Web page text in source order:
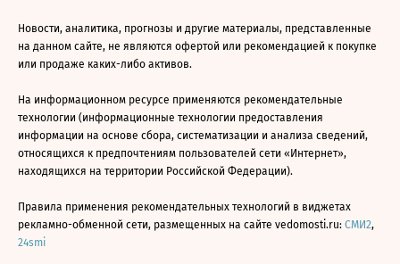
Новости, аналитика, прогнозы и другие материалы, представленные
на данном сайте, не являются офертой или рекомендацией к покупке
или продаже каких-либо активов.
На информационном ресурсе применяются рекомендательные
технологии (информационные технологии предоставления
информации на основе сбора, систематизации и анализа сведений,
относящихся к предпочтениям пользователей сети «Интернет»,
находящихся на территории Российской Федерации).
Правила применения рекомендательных технологий в виджетах
рекламно-обменной сети, размещенных на сайте vedomosti.ru: СМИ2,
24smi